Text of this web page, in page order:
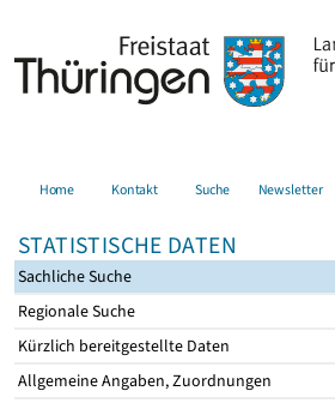
Home Kontakt Suche Newsletter
STATISTISCHE DATEN
Sachliche Suche
Regionale Suche
Kürzlich bereitgestellte Daten
Allgemeine Angaben, Zuordnungen